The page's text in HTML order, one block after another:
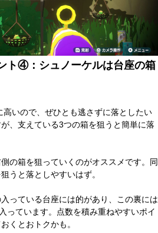
ト④：シュノーケルは台座の箱
いので、ぜひとも逃さずに落としたい
、支えている3つの箱を狙うと簡単に落
の箱を狙っていくのがオススメです。同
うと落としやすいはず。
っている台座には的があり、この裏には
っています。点数を積み重ねやすいポイ
くとおトクかも。